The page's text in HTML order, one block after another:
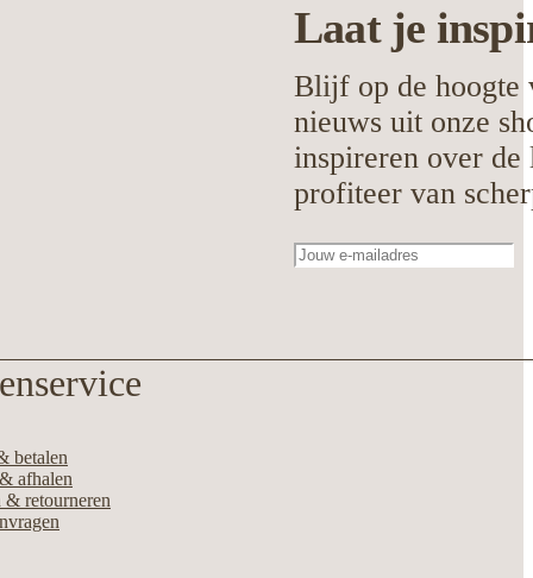
Laat je
Blijf op de hoogte
nieuws uit onze
inspireren over de
profiteer van
betalen
afhalen
& retourneren